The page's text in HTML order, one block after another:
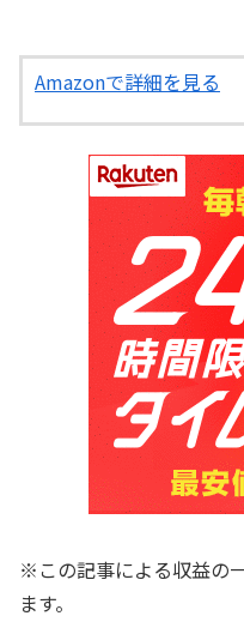
Amazonで詳細を見る
※この記事による収益の
ます。